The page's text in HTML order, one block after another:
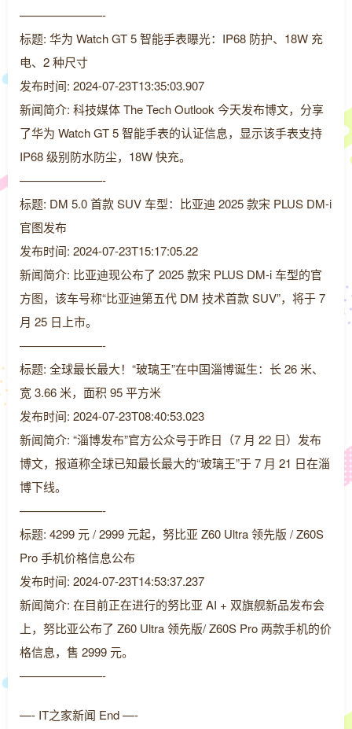
———————-
标题: 华为 Watch GT 5 智能手表曝光：IP68 防护、18W 充
电、2 种尺寸
发布时间: 2024-07-23T13:35:03.907
新闻简介: 科技媒体 The Tech Outlook 今天发布博文，分享
了华为 Watch GT 5 智能手表的认证信息，显示该手表支持
IP68 级别防水防尘，18W 快充。
———————-
标题: DM 5.0 首款 SUV 车型：比亚迪 2025 款宋 PLUS DM-i
官图发布
发布时间: 2024-07-23T15:17:05.22
新闻简介: 比亚迪现公布了 2025 款宋 PLUS DM-i 车型的官
方图，该车号称“比亚迪第五代 DM 技术首款 SUV”，将于 7
月 25 日上市。
———————-
标题: 全球最长最大！“玻璃王”在中国淄博诞生：长 26 米、
宽 3.66 米，面积 95 平方米
发布时间: 2024-07-23T08:40:53.023
新闻简介: “淄博发布”官方公众号于昨日（7 月 22 日）发布
博文，报道称全球已知最长最大的“玻璃王”于 7 月 21 日在淄
博下线。
———————-
标题: 4299 元 / 2999 元起，努比亚 Z60 Ultra 领先版 / Z60S
Pro 手机价格信息公布
发布时间: 2024-07-23T14:53:37.237
新闻简介: 在目前正在进行的努比亚 AI + 双旗舰新品发布会
上，努比亚公布了 Z60 Ultra 领先版/ Z60S Pro 两款手机的价
格信息，售 2999 元。
———————-
—- IT之家新闻 End —-